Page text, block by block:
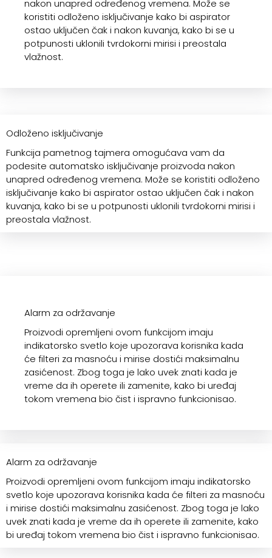
nakon unapred određenog vremena. Može se
koristiti odloženo isključivanje kako bi aspirator
ostao uključen čak i nakon kuvanja, kako bi se u
potpunosti uklonili tvrdokorni mirisi i preostala
vlažnost.
Odloženo isključivanje
Funkcija pametnog tajmera omogućava vam da
podesite automatsko isključivanje proizvoda nakon
unapred određenog vremena. Može se koristiti odloženo
isključivanje kako bi aspirator ostao uključen čak i nakon
kuvanja, kako bi se u potpunosti uklonili tvrdokorni mirisi i
preostala vlažnost.
Alarm za održavanje
Proizvodi opremljeni ovom funkcijom imaju
indikatorsko svetlo koje upozorava korisnika kada
će filteri za masnoću i mirise dostići maksimalnu
zasićenost. Zbog toga je lako uvek znati kada je
vreme da ih operete ili zamenite, kako bi uređaj
tokom vremena bio čist i ispravno funkcionisao.
Alarm za održavanje
Proizvodi opremljeni ovom funkcijom imaju indikatorsko
svetlo koje upozorava korisnika kada će filteri za masnoću
i mirise dostići maksimalnu zasićenost. Zbog toga je lako
uvek znati kada je vreme da ih operete ili zamenite, kako
bi uređaj tokom vremena bio čist i ispravno funkcionisao.